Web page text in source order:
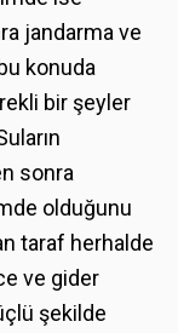
jandarma ve
konuda
bir şeyler
sonra
olduğunu
taraf herhalde
ve gider
şekilde